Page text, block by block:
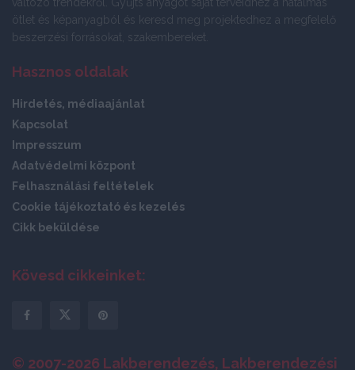
ötlet és képanyagból és keresd meg projektedhez a megfelelő
beszerzési forrásokat, szakembereket.
Hasznos oldalak
Hirdetés, médiaajánlat
Kapcsolat
Impresszum
Adatvédelmi központ
Felhasználási feltételek
Cookie tájékoztató és kezelés
Cikk beküldése
Kövesd cikkeinket:
© 2007-2026 Lakberendezés, Lakberendezési